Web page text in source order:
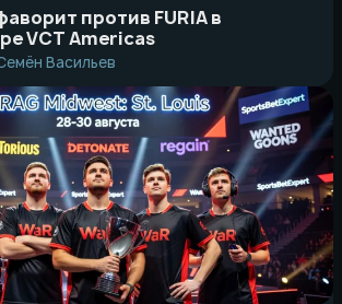
против FURIA в
VCT Americas
Васильев